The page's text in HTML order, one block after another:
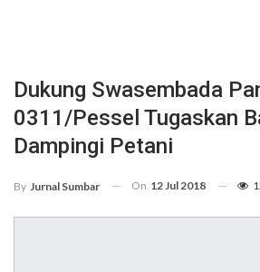
Dukung Swasembada
0311/Pessel Tugaskan
Dampingi Petani
By Jurnal Sumbar On 12 Jul 2018